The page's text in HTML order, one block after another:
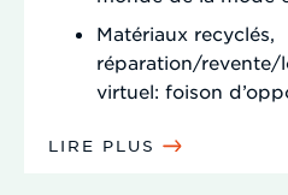
Matériaux recyclés,
réparation/revente/
virtuel: foison
LIRE PLUS